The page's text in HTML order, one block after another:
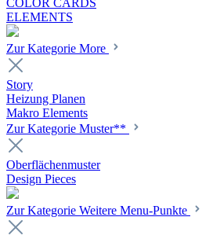
COLOR CARDS
ELEMENTS
Zur Kategorie More
Story
Heizung Planen
Makro Elements
Zur Kategorie Muster**
Oberflächenmuster
Design Pieces
Zur Kategorie Weitere Menu-Punkte